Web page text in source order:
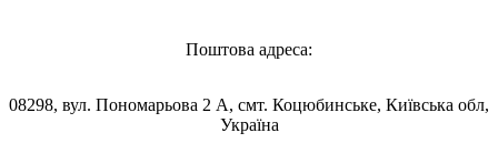
Поштова адреса:
08298, вул. Пономарьова 2 А, смт. Коцюбинське, Київська обл,
Україна